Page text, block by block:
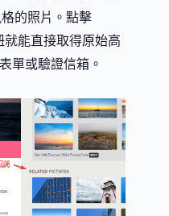
的照片。點擊
就能直接取得原始高
單或驗證信箱。